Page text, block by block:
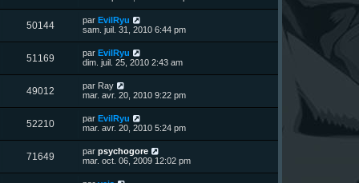
g
e
s
s
a
g
e
s
r
m
e
s
s
a
g
e
u
s
i
e
r
m
e
s
s
a
g
e
50144V
u
s
D
e
i
e
r
m
e
s
s
a
g
e
par EvilRyu
sam. juil. 31, 2010 6:44 pm
51169V
u
s
D
e
i
e
r
m
e
s
s
a
g
e
par EvilRyu
dim. juil. 25, 2010 2:43 am
49012V
u
s
D
e
i
e
r
m
e
s
s
par Ray
mar. avr. 20, 2010 9:22 pm
52210V
u
D
e
i
e
r
par EvilRyu
mar. avr. 20, 2010 5:24 pm
71649V
u
D
e
par psychogore
mar. oct. 06, 2009 12:02 pm